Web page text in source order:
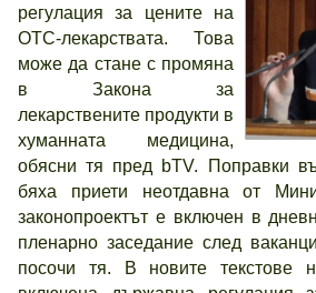
регулация за цените на
OTC-лекарствата. Това
може да стане с промяна
в Закона за
лекарствените продукти в
хуманната медицина,
обясни тя пред bTV. Поправки
бяха приети неотдавна от
законопроектът е включен в
пленарно заседание след
посочи тя. В новите текстове